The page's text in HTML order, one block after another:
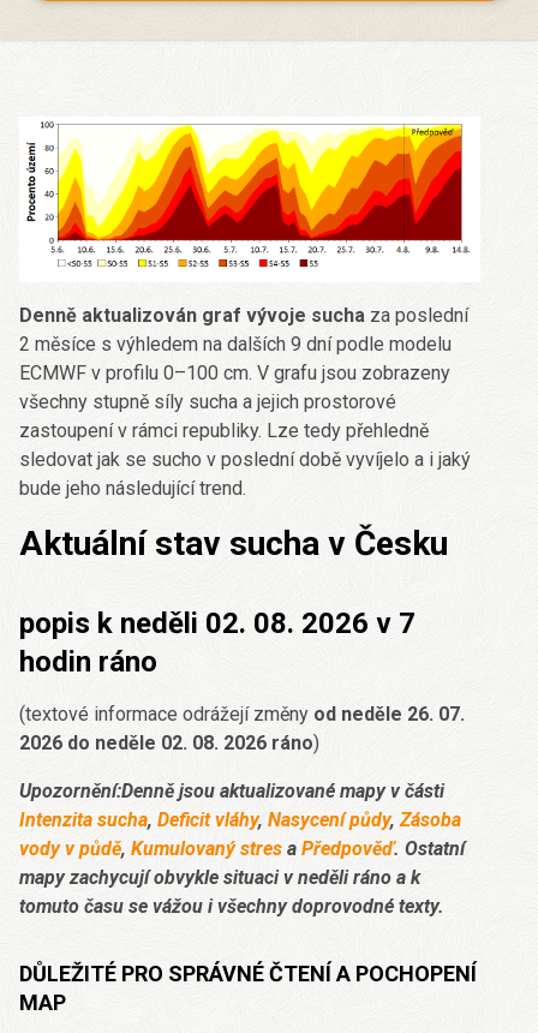
Denně aktualizován graf vývoje sucha za poslední
2 měsíce s výhledem na dalších 9 dní podle modelu
ECMWF v profilu 0–100 cm. V grafu jsou zobrazeny
všechny stupně síly sucha a jejich prostorové
zastoupení v rámci republiky. Lze tedy přehledně
sledovat jak se sucho v poslední době vyvíjelo a i jaký
bude jeho následující trend.
Aktuální stav sucha v Česku
popis k neděli 02. 08. 2026 v 7
hodin ráno
(textové informace odrážejí změny od neděle 26. 07.
2026 do neděle 02. 08. 2026 ráno)
Upozornění:Denně jsou aktualizované mapy v části
Intenzita sucha, Deficit vláhy, Nasycení půdy, Zásoba
vody v půdě, Kumulovaný stres a Předpověď. Ostatní
mapy zachycují obvykle situaci v neděli ráno a k
tomuto času se vážou i všechny doprovodné texty.
DŮLEŽITÉ PRO SPRÁVNÉ ČTENÍ A POCHOPENÍ
MAP